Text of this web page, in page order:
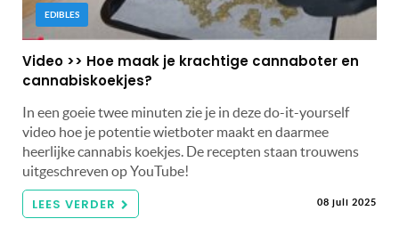
EDIBLES
Video >> Hoe maak je krachtige cannaboter en
cannabiskoekjes?
In een goeie twee minuten zie je in deze do-it-yourself
video hoe je potentie wietboter maakt en daarmee
heerlijke cannabis koekjes. De recepten staan trouwens
uitgeschreven op YouTube!
LEES VERDER 08 juli 2025